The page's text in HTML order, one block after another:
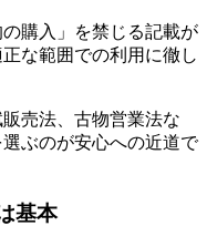
購入」を禁じる記載が
な範囲での利用に徹し
売法、古物営業法な
ぶのが安心への近道で
基本